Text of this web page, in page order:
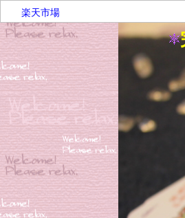
楽天市場